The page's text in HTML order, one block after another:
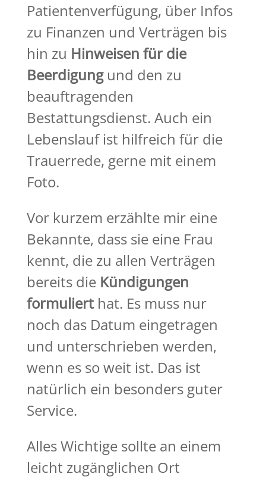
Patientenverfügung, über Infos
zu Finanzen und Verträgen bis
hin zu Hinweisen für die
Beerdigungund den zu
beauftragenden
Bestattungsdienst. Auch ein
Lebenslauf ist hilfreich für die
Trauerrede, gerne mit einem
Foto.
Vor kurzem erzählte mir eine
Bekannte, dass sie eine Frau
kennt, die zu allen Verträgen
bereits die Kündigungen
formulierthat. Es muss nur
noch das Datum eingetragen
und unterschrieben werden,
wenn es so weit ist. Das ist
natürlich ein besonders guter
Service.
Alles Wichtige sollte an einem
leicht zugänglichen Ort